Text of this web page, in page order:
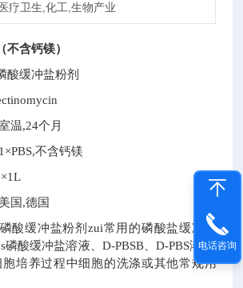
医疗卫生,化工,生物产业
不含钙镁）
酸缓冲盐粉剂
温,24个月
不含钙镁
国,德国
磷酸缓冲盐粉剂zui常用的磷酸盐缓冲溶
磷酸缓冲盐溶液、D-PBSB、D-PBS溶液,
培养过程中细胞的洗涤或其他常规用
电话咨询